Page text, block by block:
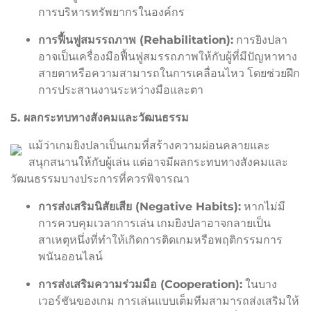
การบริหารทรัพยากรในองค์กร
การฟื้นฟูสมรรถภาพ (Rehabilitation): การยิงปลา
อาจเป็นเครื่องมือฟื้นฟูสมรรถภาพให้กับผู้ที่มีปัญหาทาง
สายตาหรือความสามารถในการเคลื่อนไหว โดยช่วยฝึก
การประสานงานระหว่างมือและตา
5. ผลกระทบทางสังคมและวัฒนธรรม
แม้ว่าเกมยิงปลาเป็นเกมที่สร้างความผ่อนคลายและ
สนุกสนานให้กับผู้เล่น แต่อาจมีผลกระทบทางสังคมและ
วัฒนธรรมบางประการที่ควรพิจารณา
การส่งเสริมนิสัยเสีย (Negative Habits): หากไม่มี
การควบคุมเวลาการเล่น เกมยิงปลาอาจกลายเป็น
สาเหตุหนึ่งที่ทำให้เกิดการติดเกมหรือพฤติกรรมการ
พนันออนไลน์
การส่งเสริมความร่วมมือ (Cooperation): ในบาง
เวอร์ชันของเกม การเล่นแบบเต็มทีมสามารถส่งเสริมให้